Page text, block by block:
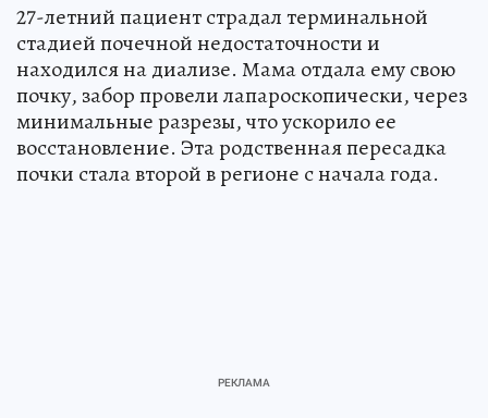
27-летний пациент страдал терминальной
стадией почечной недостаточности и
находился на диализе. Мама отдала ему свою
почку, забор провели лапароскопически, через
минимальные разрезы, что ускорило ее
восстановление. Эта родственная пересадка
почки стала второй в регионе с начала года.